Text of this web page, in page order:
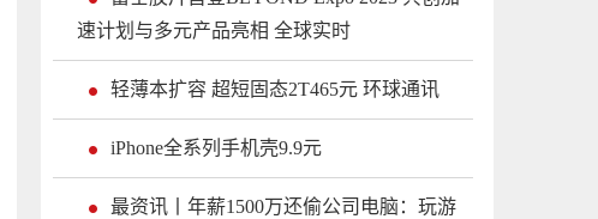
速计划与多元产品亮相 全球实时
轻薄本扩容 超短固态2T465元 环球通讯
iPhone全系列手机壳9.9元
最资讯丨年薪1500万还偷公司电脑：玩游